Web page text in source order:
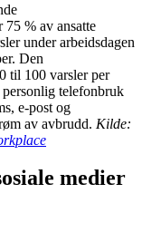
% av ansatte
under arbeidsdagen
Den
til 100 varsler per
personlig telefonbruk
e-post og
av avbrudd. Kilde:
medier